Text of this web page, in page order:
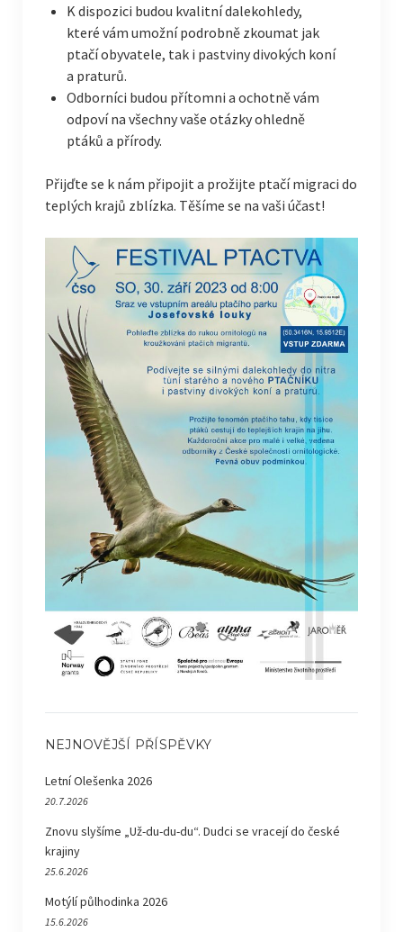
K dispozici budou kvalitní dalekohledy,
které vám umožní podrobně zkoumat jak
ptačí obyvatele, tak i pastviny divokých koní
a praturů.
Odborníci budou přítomni a ochotně vám
odpoví na všechny vaše otázky ohledně
ptáků a přírody.
Přijďte se k nám připojit a prožijte ptačí migraci do
teplých krajů zblízka. Těšíme se na vaši účast!
NEJNOVĚJŠÍ PŘÍSPĚVKY
Letní Olešenka 2026
20.7.2026
Znovu slyšíme „Už-du-du-du“. Dudci se vracejí do české
krajiny
25.6.2026
Motýlí půlhodinka 2026
15.6.2026